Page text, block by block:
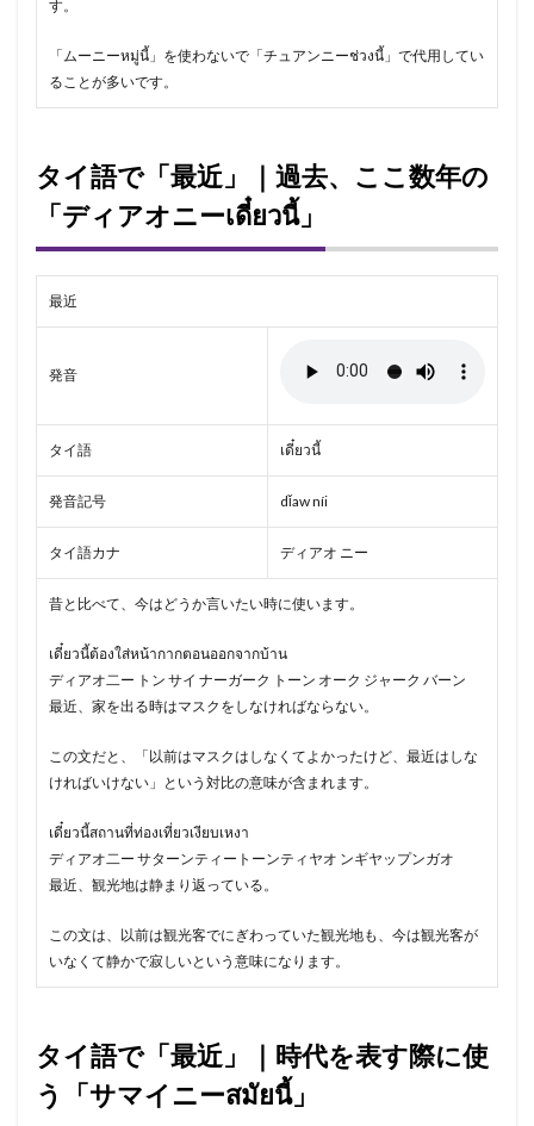
す。
「ムーニーหมู่นี้」を使わないで「チュアンニーช่วงนี้」で代用してい
ることが多いです。
タイ語で「最近」｜過去、ここ数年の
「ディアオニーเดี๋ยวนี้」
最近
発音
タイ語 เดี๋ยวนี้
発音記号 dǐaw níi
タイ語カナ ディアオ ニー
昔と比べて、今はどうか言いたい時に使います。
เดี๋ยวนี้ต้องใส่หน้ากากตอนออกจากบ้าน
ディアオ二ー トン サイ ナーガーク トーン オーク ジャーク バーン
最近、家を出る時はマスクをしなければならない。
この文だと、「以前はマスクはしなくてよかったけど、最近はしな
ければいけない」という対比の意味が含まれます。
เดี๋ยวนี้สถานที่ท่องเที่ยวเงียบเหงา
ディアオ二ー サターンティートーンティヤオ ンギヤップンガオ
最近、観光地は静まり返っている。
この文は、以前は観光客でにぎわっていた観光地も、今は観光客が
いなくて静かで寂しいという意味になります。
タイ語で「最近」｜時代を表す際に使
う「サマイニーสมัยนี้」